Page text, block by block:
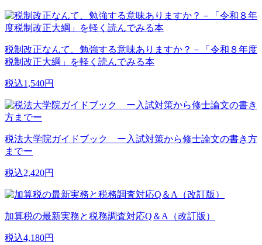
税制改正なんて、勉強する意味ありますか？－「令和８年度
税制改正大綱」を軽く読んでみる本
税込1,540円
税法大学院ガイドブック ー入試対策から修士論文の書き方
までー
税込2,420円
加算税の最新実務と税務調査対応Q＆A（改訂版）
税込4,180円